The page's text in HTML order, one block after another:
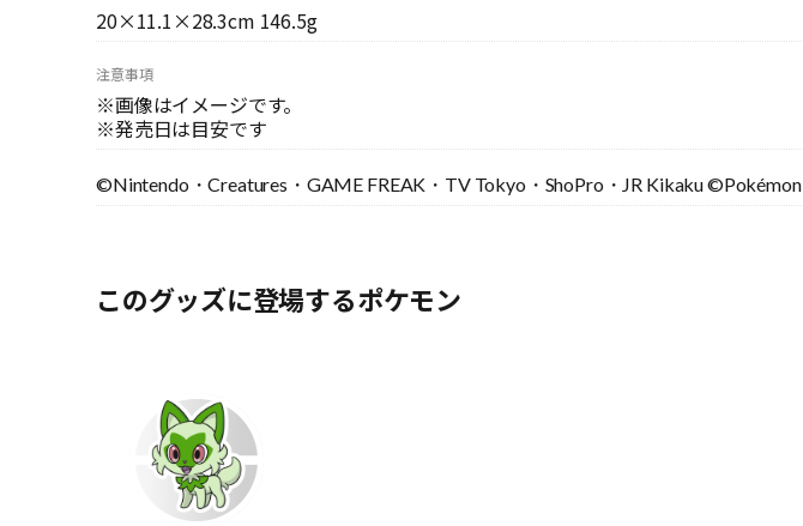
20×11.1×28.3cm 146.5g
注意事項
※画像はイメージです。
※発売日は目安です
©Nintendo・Creatures・GAME FREAK・TV Tokyo・ShoPro・JR Kikaku ©Pokémon
このグッズに登場するポケモン